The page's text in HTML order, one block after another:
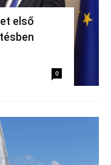
első
0